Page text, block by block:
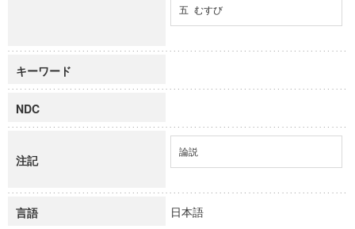
五 むすび
キーワード
NDC
注記
論説
言語 日本語